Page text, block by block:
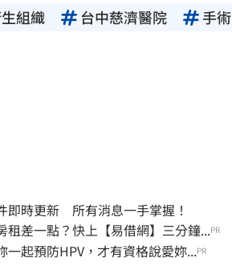
組織 台中慈濟醫院 手術
即時更新 所有消息一手掌握！
租差一點？快上【易借網】三分鐘...PR
一起預防HPV，才有資格說愛妳...PR